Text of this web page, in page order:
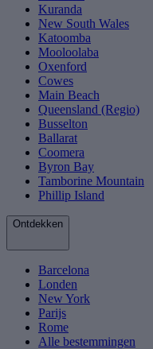
Kuranda
New South Wales
Katoomba
Mooloolaba
Oxenford
Cowes
Main Beach
Queensland (Regio)
Busselton
Ballarat
Coomera
Byron Bay
Tamborine Mountain
Phillip Island
Ontdekken
Barcelona
Londen
New York
Parijs
Rome
Alle bestemmingen